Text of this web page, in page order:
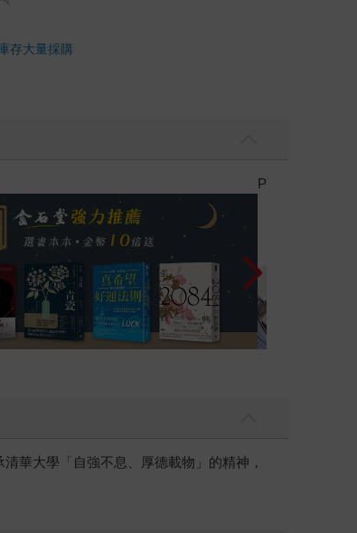
存大量採購
參考書115學年度上學期：早鳥優惠活動、2026/8/23前
華大學「自強不息、厚德載物」的精神，